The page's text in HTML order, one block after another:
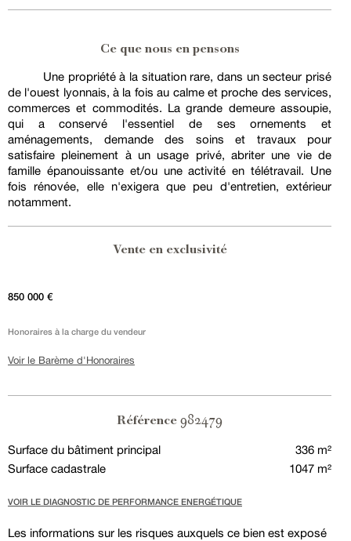
Ce que nous en pensons
Une propriété à la situation rare, dans un secteur prisé
de l'ouest lyonnais, à la fois au calme et proche des services,
commerces et commodités. La grande demeure assoupie,
qui a conservé l'essentiel de ses ornements et
aménagements, demande des soins et travaux pour
satisfaire pleinement à un usage privé, abriter une vie de
famille épanouissante et/ou une activité en télétravail. Une
fois rénovée, elle n'exigera que peu d'entretien, extérieur
notamment.
Vente en exclusivité
850 000 €
Honoraires à la charge du vendeur
Voir le Barème d'Honoraires
Référence 982479
Surface du bâtiment principal
336 m²
Surface cadastrale
1047 m²
VOIR LE DIAGNOSTIC DE PERFORMANCE ENERGÉTIQUE
Les informations sur les risques auxquels ce bien est exposé